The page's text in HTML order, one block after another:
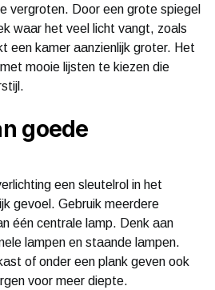
vergroten. Door een grote spiegel
waar het veel licht vangt, zoals
een kamer aanzienlijk groter. Het
mooie lijsten te kiezen die
goede
een sleutelrol in het
gevoel. Gebruik meerdere
één centrale lamp. Denk aan
lampen en staande lampen.
of onder een plank geven ook
voor meer diepte.